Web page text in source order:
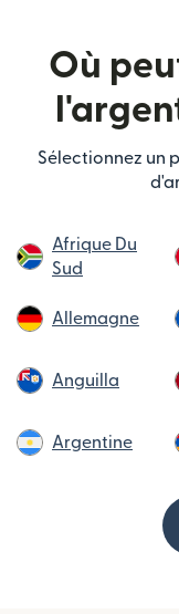
Où
Sélectionnez un
Afrique Du
Sud
Allemagne
Anguilla
Argentine